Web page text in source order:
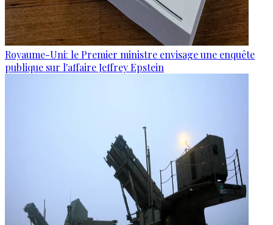
Royaume-Uni: le Premier ministre envisage une enquête
publique sur l'affaire Jeffrey Epstein